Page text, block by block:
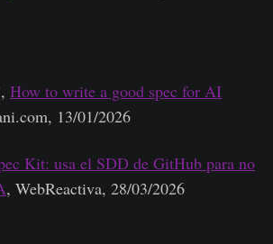
How to write a good spec for AI
13/01/2026
Kit: usa el SDD de GitHub para no
, WebReactiva, 28/03/2026